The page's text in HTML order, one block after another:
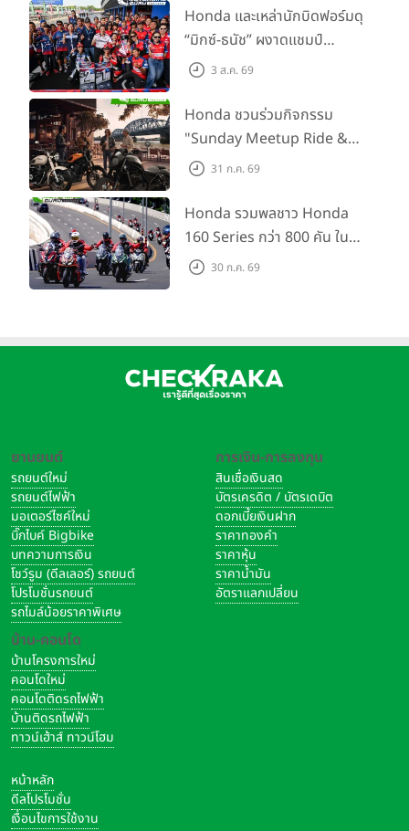
พร้อม ยกระดับทักษะการขับขี่
เสริมศักยภาพตำรวจจราจร
Honda และเหล่านักบิดฟอร์มดุ
“มิกซ์-ธนัช” ผงาดแชมป์
SS600 2 สนามติด “ข้าวกล้อง”
สนาม 2
3 ส.ค. 69
Honda ชวนร่วมกิจกรรม
"Sunday Meetup Ride &
Soul" จิบกาแฟ พูดคุย แลก
กัน 16 ส.ค. นี้
31 ก.ค. 69
Honda รวมพลชาว Honda
160 Series กว่า 800 คัน ใน
งาน “THE ONE-SIXTI-ER ตัว
30 ก.ค. 69
ยานยนต์
รถยนต์ใหม่
รถยนต์ไฟฟ้า
มอเตอร์ไซค์ใหม่
บิ๊กไบค์ Bigbike
บทความการเงิน
โชว์รูม (ดีลเลอร์) รถยนต์
โปรโมชั่นรถยนต์
รถไมล์น้อยราคาพิเศษ
บ้าน-คอนโด
บ้านโครงการใหม่
คอนโดใหม่
คอนโดติดรถไฟฟ้า
บ้านติดรถไฟฟ้า
ทาวน์เฮ้าส์ ทาวน์โฮม
การเงิน-การลงทุน
สินเชื่อเงินสด
บัตรเครดิต / บัตรเดบิต
ดอกเบี้ยเงินฝาก
ราคาทองคำ
ราคาหุ้น
ราคาน้ำมัน
อัตราแลกเปลี่ยน
หน้าหลัก
ดีลโปรโมชั่น
เงื่อนไขการใช้งาน